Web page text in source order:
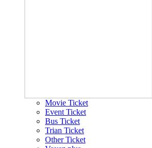
Movie Ticket
Event Ticket
Bus Ticket
Trian Ticket
Other Ticket